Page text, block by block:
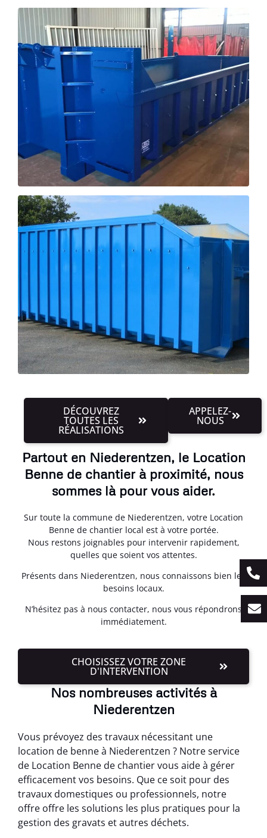
DÉCOUVREZ
TOUTES LES
RÉALISATIONS
APPELEZ-
NOUS
Partout en Niederentzen, le Location
Benne de chantier à proximité, nous
sommes là pour vous aider.
Sur toute la commune de Niederentzen, votre Location
Benne de chantier local est à votre portée.
Nous restons joignables pour intervenir rapidement,
quelles que soient vos attentes.
Présents dans Niederentzen, nous connaissons bien les
besoins locaux.
N’hésitez pas à nous contacter, nous vous répondrons
immédiatement.
CHOISISSEZ VOTRE ZONE
D'INTERVENTION
Nos nombreuses activités à
Niederentzen
Vous prévoyez des travaux nécessitant une
location de benne à Niederentzen ? Notre service
de Location Benne de chantier vous aide à gérer
efficacement vos besoins. Que ce soit pour des
travaux domestiques ou professionnels, notre
offre offre les solutions les plus pratiques pour la
gestion des gravats et autres déchets.